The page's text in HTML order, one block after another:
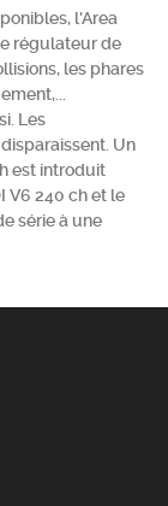
l'Area
régulateur de
les phares
Les
Un
est introduit
V6 240 ch et le
série à une